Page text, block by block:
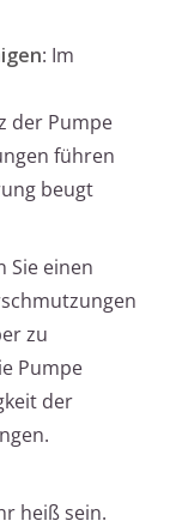
: Im
der Pumpe
führen
beugt
Sie einen
zu
Pumpe
der
heiß sein.